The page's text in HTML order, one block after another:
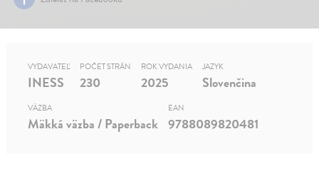
VYDAVATEĽ
INESS
POČET STRÁN
230
ROK VYDANIA
2025
JAZYK
Slovenčina
VÄZBA
Mäkká väzba / Paperback
EAN
9788089820481